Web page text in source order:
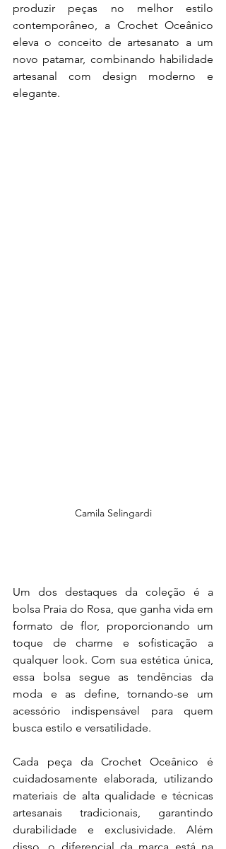
produzir peças no melhor estilo
contemporâneo, a Crochet Oceânico
eleva o conceito de artesanato a um
novo patamar, combinando habilidade
artesanal com design moderno e
elegante.
Camila Selingardi
Um dos destaques da coleção é a
bolsa Praia do Rosa, que ganha vida em
formato de flor, proporcionando um
toque de charme e sofisticação a
qualquer look. Com sua estética única,
essa bolsa segue as tendências da
moda e as define, tornando-se um
acessório indispensável para quem
busca estilo e versatilidade.
Cada peça da Crochet Oceânico é
cuidadosamente elaborada, utilizando
materiais de alta qualidade e técnicas
artesanais tradicionais, garantindo
durabilidade e exclusividade. Além